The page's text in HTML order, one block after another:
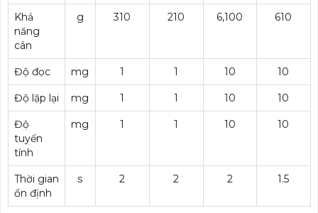
Khả
năng
cân
g 310 210 6,100 610
Độ đọc mg 1 1 10 10
Độ lặp lại mg 1 1 10 10
Độ
tuyến
tính
mg 1 1 10 10
Thời gian
ổn định
s 2 2 2 1.5